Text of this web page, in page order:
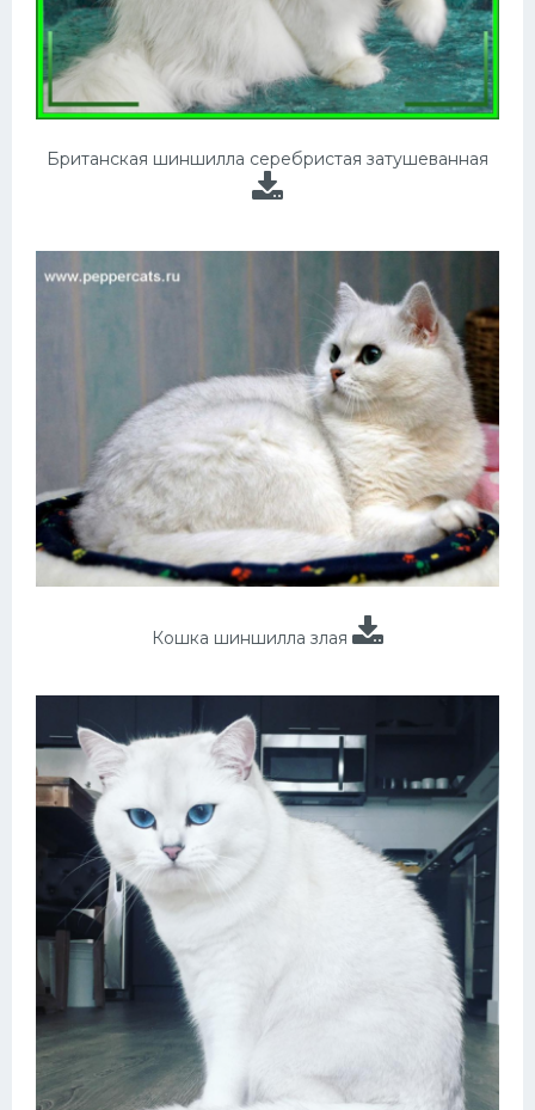
Британская шиншилла серебристая затушеванная
Кошка шиншилла злая